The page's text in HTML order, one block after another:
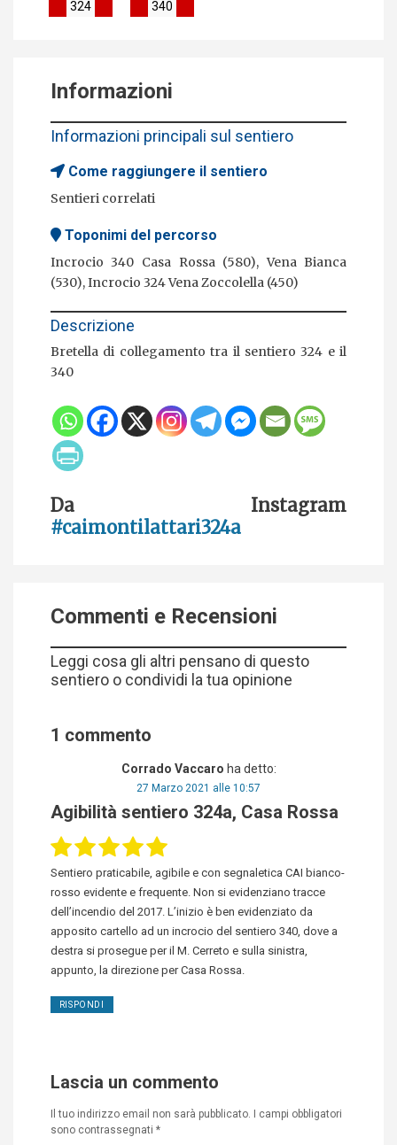
324 340
Informazioni
Informazioni principali sul sentiero
Come raggiungere il sentiero
Sentieri correlati
Toponimi del percorso
Incrocio 340 Casa Rossa (580), Vena Bianca
(530), Incrocio 324 Vena Zoccolella (450)
Descrizione
Bretella di collegamento tra il sentiero 324 e il
340
Da Instagram
#caimontilattari324a
Commenti e Recensioni
Leggi cosa gli altri pensano di questo
sentiero o condividi la tua opinione
1 commento
Corrado Vaccaro ha detto:
27 Marzo 2021 alle 10:57
Agibilità sentiero 324a, Casa Rossa
Sentiero praticabile, agibile e con segnaletica CAI bianco-
rosso evidente e frequente. Non si evidenziano tracce
dell’incendio del 2017. L’inizio è ben evidenziato da
apposito cartello ad un incrocio del sentiero 340, dove a
destra si prosegue per il M. Cerreto e sulla sinistra,
appunto, la direzione per Casa Rossa.
RISPONDI
Lascia un commento
Il tuo indirizzo email non sarà pubblicato.
I campi obbligatori
sono contrassegnati *